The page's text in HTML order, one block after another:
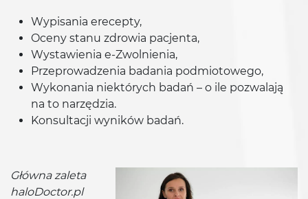
Wypisania erecepty,
Oceny stanu zdrowia pacjenta,
Wystawienia e-Zwolnienia,
Przeprowadzenia badania podmiotowego,
Wykonania niektórych badań – o ile pozwalają
na to narzędzia.
Konsultacji wyników badań.
Główna zaleta
haloDoctor.pl